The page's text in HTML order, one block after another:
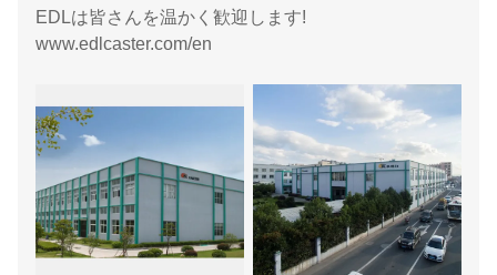
EDLは皆さんを温かく歓迎します!
www.edlcaster.com/en